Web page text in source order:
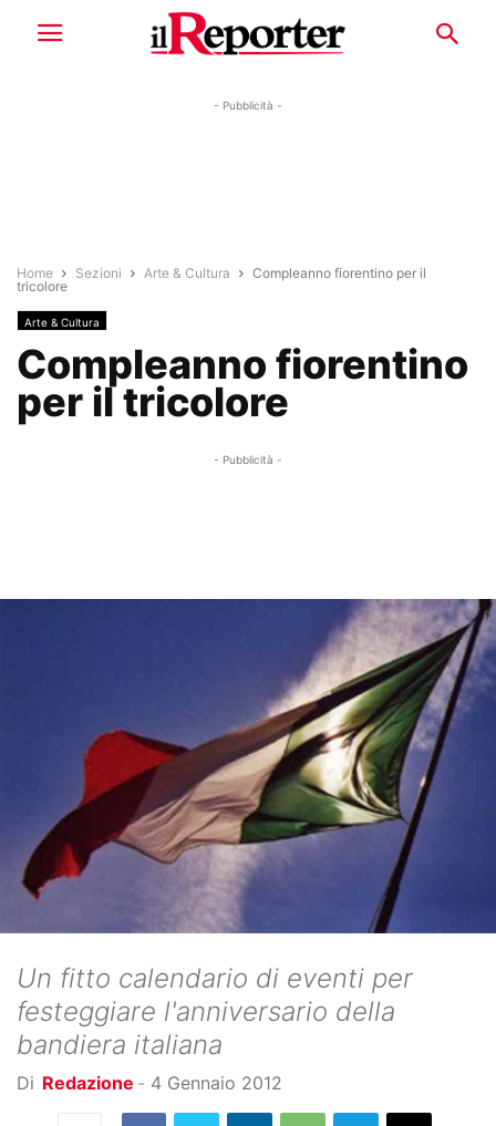
- Pubblicità -
Home Sezioni Arte & Cultura
Compleanno fiorentino per il
tricolore
Arte & Cultura
Compleanno fiorentino
per il tricolore
- Pubblicità -
Un fitto calendario di eventi per
festeggiare l'anniversario della
bandiera italiana
Di Redazione - 4 Gennaio 2012